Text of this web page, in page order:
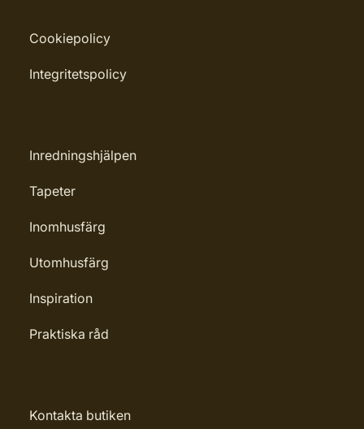
Cookiepolicy
Integritetspolicy
Inredningshjälpen
Tapeter
Inomhusfärg
Utomhusfärg
Inspiration
Praktiska råd
Kontakta butiken